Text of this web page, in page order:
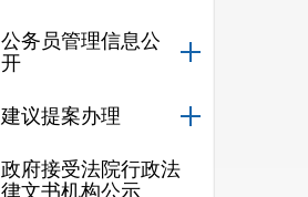
公务员管理信息公
开
建议提案办理
政府接受法院行政法
律文书机构公示